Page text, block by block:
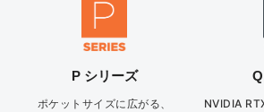
P シリーズ
ポケットサイズに広がる、
NVIDIA